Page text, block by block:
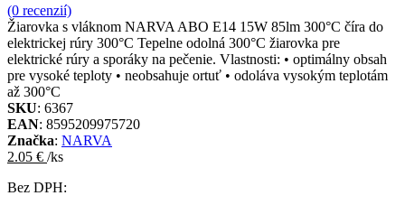
(0 recenzií)
Žiarovka s vláknom NARVA ABO E14 15W 85lm 300°C číra do
elektrickej rúry 300°C Tepelne odolná 300°C žiarovka pre
elektrické rúry a sporáky na pečenie. Vlastnosti: • optimálny obsah
pre vysoké teploty • neobsahuje ortuť • odoláva vysokým teplotám
až 300°C
SKU: 6367
EAN: 8595209975720
Značka: NARVA
2.05 € /ks
Bez DPH: